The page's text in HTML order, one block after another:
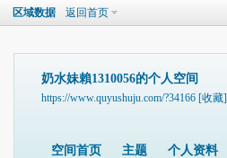
区域数据 返回首页
奶水妹賴1310056的个人空间
https://www.quyushuju.com/?34166 [收藏]
空间首页 主题 个人资料